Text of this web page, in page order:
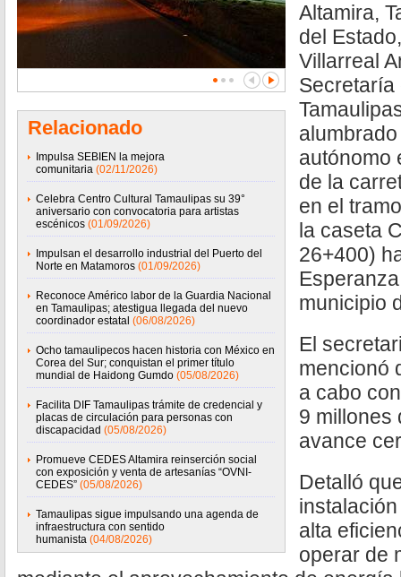
Relacionado
Impulsa SEBIEN la mejora
comunitaria (02/11/2026)
Celebra Centro Cultural Tamaulipas su 39°
aniversario con convocatoria para artistas
escénicos (01/09/2026)
Impulsan el desarrollo industrial del Puerto del
Norte en Matamoros (01/09/2026)
Reconoce Américo labor de la Guardia Nacional
en Tamaulipas; atestigua llegada del nuevo
coordinador estatal (06/08/2026)
Ocho tamaulipecos hacen historia con México en
Corea del Sur; conquistan el primer título
mundial de Haidong Gumdo (05/08/2026)
Facilita DIF Tamaulipas trámite de credencial y
placas de circulación para personas con
discapacidad (05/08/2026)
Promueve CEDES Altamira reinserción social
con exposición y venta de artesanías “OVNI-
CEDES” (05/08/2026)
Tamaulipas sigue impulsando una agenda de
infraestructura con sentido
humanista (04/08/2026)
Altamira,
del
Villarreal
Secretaría
autónomo
de la
en el
la caseta
26+400)
municipio
El
mencionó
a cabo
9 millones
avance
Detalló
alta
operar de